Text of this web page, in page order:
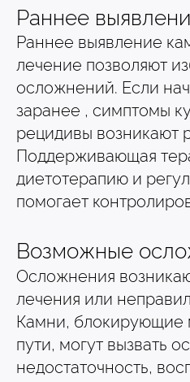
Раннее
Раннее выявление
лечение позволяют
осложнений. Если
заранее , симптомы
рецидивы возникают
Поддерживающая
диетотерапию и
помогает
Возможные
Осложнения
лечения или
Камни, блокирующие
пути, могут вызвать
недостаточность,